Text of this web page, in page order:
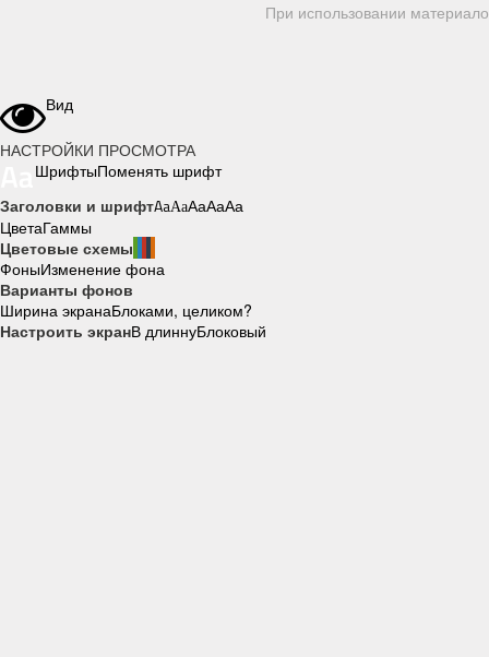
При использовании
Вид
НАСТРОЙКИ ПРОСМОТРА
ШрифтыПоменять шрифт
Заголовки и шрифтAaAaAaAaAa
ЦветаГаммы
Цветовые схемы
ФоныИзменение фона
Варианты фонов
Ширина экранаБлоками, целиком?
Настроить экранВ длиннуБлоковый